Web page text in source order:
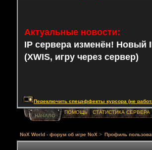
Актуальные новости:
IP сервера изменён! Новый
(XWIS, игру через сервер)
Переключить спецэффекты курсора (не
НАЧАЛО
ПОМОЩЬ СТАТИСТИКА СЕРВЕРА
NoX World - форум об игре NoX > Профиль